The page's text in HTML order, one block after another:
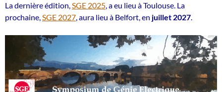
La dernière édition,SGE 2025, a eu lieu à Toulouse. La
prochaine,SGE 2027, aura lieu à Belfort, en juillet 2027.